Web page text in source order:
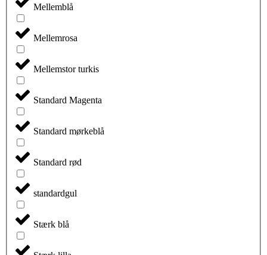
Mellemblå
Mellemrosa
Mellemstor turkis
Standard Magenta
Standard mørkeblå
Standard rød
standardgul
Stærk blå